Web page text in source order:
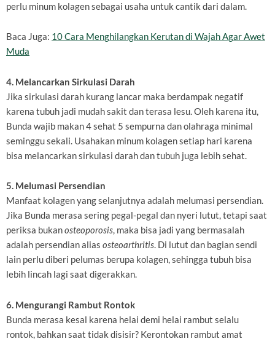
perlu minum kolagen sebagai usaha untuk cantik dari dalam.
Baca Juga: 10 Cara Menghilangkan Kerutan di Wajah Agar Awet
Muda
4. Melancarkan Sirkulasi Darah
Jika sirkulasi darah kurang lancar maka berdampak negatif
karena tubuh jadi mudah sakit dan terasa lesu. Oleh karena itu,
Bunda wajib makan 4 sehat 5 sempurna dan olahraga minimal
seminggu sekali. Usahakan minum kolagen setiap hari karena
bisa melancarkan sirkulasi darah dan tubuh juga lebih sehat.
5. Melumasi Persendian
Manfaat kolagen yang selanjutnya adalah melumasi persendian.
Jika Bunda merasa sering pegal-pegal dan nyeri lutut, tetapi saat
periksa bukanosteoporosis, maka bisa jadi yang bermasalah
adalah persendian alias osteoarthritis. Di lutut dan bagian sendi
lain perlu diberi pelumas berupa kolagen, sehingga tubuh bisa
lebih lincah lagi saat digerakkan.
6. Mengurangi Rambut Rontok
Bunda merasa kesal karena helai demi helai rambut selalu
rontok, bahkan saat tidak disisir? Kerontokan rambut amat